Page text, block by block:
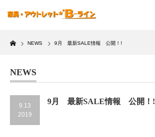
Home
NEWS 9月 最新SALE情報 公開！!
NEWS
9.13
2019
9月 最新SALE情報 公開！!